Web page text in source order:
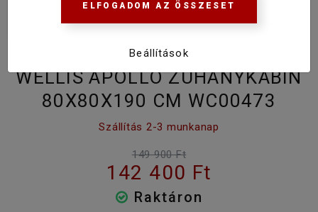
WELLIS APOLLO ZUHANYKABIN
80X80X190 CM WC00473
Szállítás 2-3 munkanap
149 900 Ft
142 400 Ft
Raktáron
ELFOGADOM AZ ÖSSZESET
Beállítások